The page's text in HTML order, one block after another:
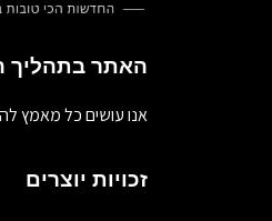
האתר בתהליך
אנו עושים כל מאמץ
זכויות יוצרים